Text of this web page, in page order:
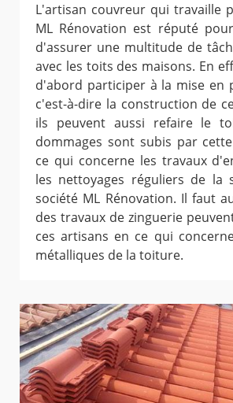
L'artisan couvreur qui travaille
ML Rénovation est réputé
d'assurer une multitude de
avec les toits des maisons. En
d'abord participer à la mise en
c'est-à-dire la construction de
ils peuvent aussi refaire le
dommages sont subis par
ce qui concerne les travaux
les nettoyages réguliers de la
société ML Rénovation. Il faut
des travaux de zinguerie
ces artisans en ce qui
métalliques de la toiture.